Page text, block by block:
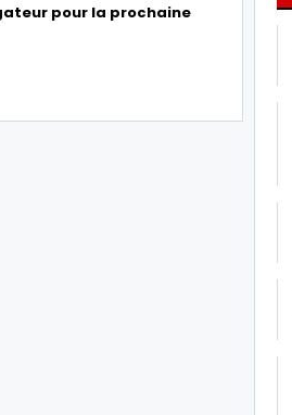
pour la prochaine